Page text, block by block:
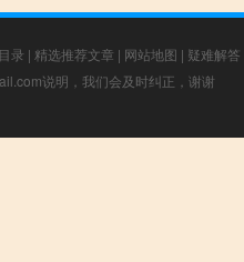
录 | 精选推荐文章 | 网站地图 | 疑难解答
说明，我们会及时纠正，谢谢